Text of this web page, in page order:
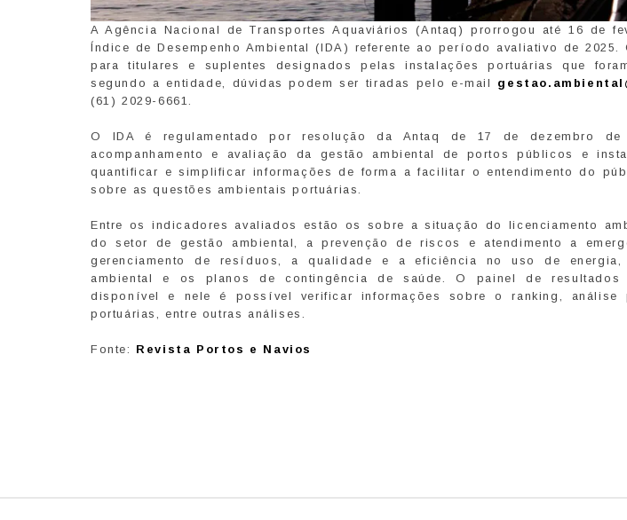
A Agência Nacional de Transportes Aquaviários (Antaq) prorrogou até 16 de
Índice de Desempenho Ambiental (IDA) referente ao período avaliativo de
para titulares e suplentes designados pelas instalações portuárias que
segundo a entidade, dúvidas podem ser tiradas pelo e-mail
(61) 2029-6661.
O IDA é regulamentado por resolução da Antaq de 17 de dezembro
acompanhamento e avaliação da gestão ambiental de portos públicos e
quantificar e simplificar informações de forma a facilitar o entendimento do
sobre as questões ambientais portuárias.
Entre os indicadores avaliados estão os sobre a situação do licenciamento
do setor de gestão ambiental, a prevenção de riscos e atendimento a
gerenciamento de resíduos, a qualidade e a eficiência no uso de energia,
ambiental e os planos de contingência de saúde. O painel de resultados
disponível e nele é possível verificar informações sobre o ranking, análise
portuárias, entre outras análises.
Fonte: Revista Portos e Navios